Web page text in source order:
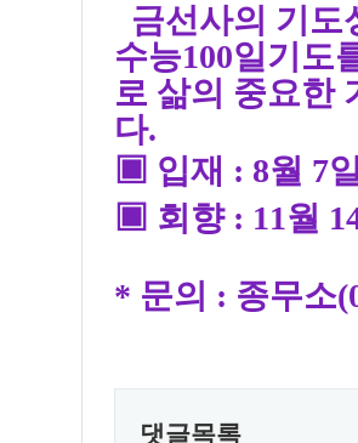
금선사의 기도
수능100일기도
로 삶의 중요한
다.
▣ 입재 : 8월 7
▣ 회향 : 11월
* 문의 : 종무소
댓글목록